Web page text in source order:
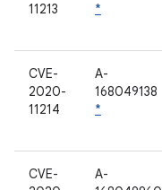
11213
*
CVE-
2020-
11214
A-
168049138
*
CVE-
A-